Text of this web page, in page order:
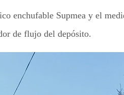
enchufable Supmea y el
de flujo del depósito.